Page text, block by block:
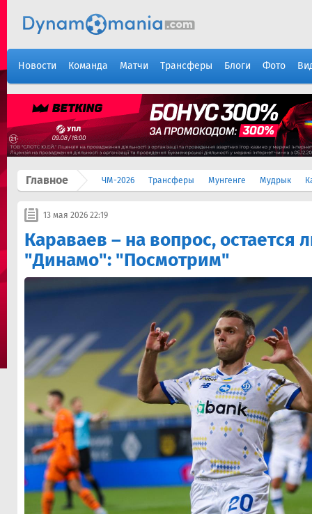
Новости Команда Матчи Трансферы Блоги Фото
Главное ЧМ-2026 Трансферы Мунгенге Мудрык
13 мая 2026 22:19
Караваев – на вопрос, остается
"Динамо": "Посмотрим"